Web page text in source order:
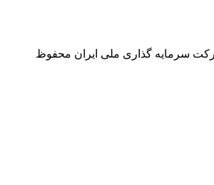
سرمایه گذاری ملی ایران محفوظ